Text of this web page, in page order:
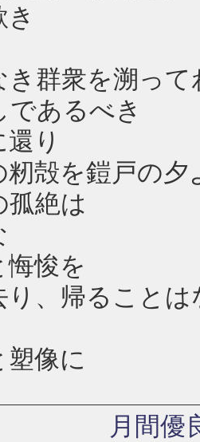
き群衆を溯って
であるべき
り
籾殻を鎧戸の夕
孤絶は
悔悛を
り、帰ること
塑像に
月間優